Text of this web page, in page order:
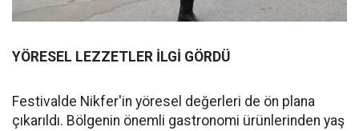
YÖRESEL LEZZETLER İLGİ GÖRDÜ
Festivalde Nikfer'in yöresel değerleri de ön plana
çıkarıldı. Bölgenin önemli gastronomi ürünlerinden yaş